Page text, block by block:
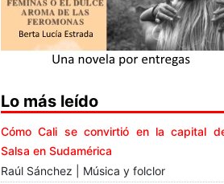
Lo más leído
Cómo Cali se convirtió en la capital
Salsa en Sudamérica
Raúl Sánchez | Música y folclor